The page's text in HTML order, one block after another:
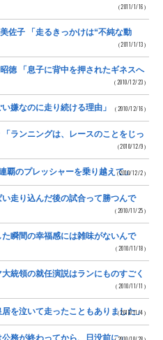
（2011/1/16）
佐子 「走るきっかけは“不純な動
（2011/1/13）
徳 「息子に背中を押されたギネスへ
（2010/12/23）
嫌なのに走り続ける理由」 （2010/12/16）
ランニングは、レースのことをじっ
（2010/12/9）
覇のプレッシャーを乗り越えて」
（2010/12/2）
走り込んだ後の試合って勝つんで
（2010/11/25）
瞬間の幸福感には雑味がないんで
（2010/11/18）
統領の就任演説はランにものすごく
（2010/11/11）
を泣いて走ったこともありました」
（2010/11/4）
務が終わってから、日没前に」